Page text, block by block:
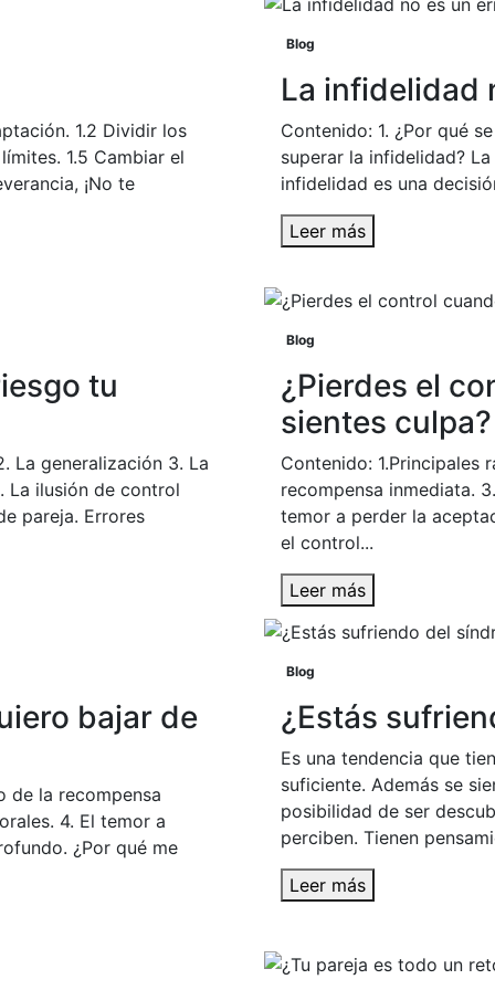
1.2 Dividir los
1.5 Cambiar el
¡No te
Blog
La infidelidad
Contenido: 1. ¿Por qué
superar la infidelidad?
infidelidad es una
Leer más
tu
La generalización 3. La
La ilusión de control
pareja. Errores
Blog
¿Pierdes el
sientes culpa?
Contenido: 1.Principales
recompensa inmediata.
temor a perder la
el control...
Leer más
bajar de
de la recompensa
4. El temor a
¿Por qué me
Blog
¿Estás
Es una tendencia que
suficiente. Además se
posibilidad de ser
perciben. Tienen
Leer más